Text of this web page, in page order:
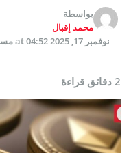
بواسطة
محمد إقبال
نوفمبر 17, 2025 at 04:52 مساءً
2 دقائق قراءة